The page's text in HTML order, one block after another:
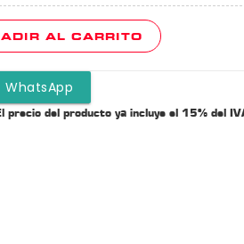
WhatsApp
El precio del producto ya incluye el 15% del IVA